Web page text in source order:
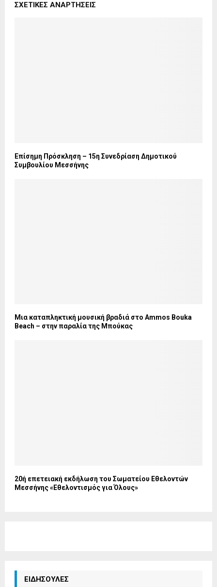
ΣΧΕΤΙΚΈΣ ΑΝΑΡΤΉΣΕΙΣ
Επίσημη Πρόσκληση – 15η Συνεδρίαση Δημοτικού
Συμβουλίου Μεσσήνης
Μια καταπληκτική μουσική βραδιά στο Ammos Bouka
Beach – στην παραλία της Μπούκας
20ή επετειακή εκδήλωση του Σωματείου Εθελοντών
Μεσσήνης «Εθελοντισμός για Όλους»
ΕΙΔΗΣΟΥΛΕΣ